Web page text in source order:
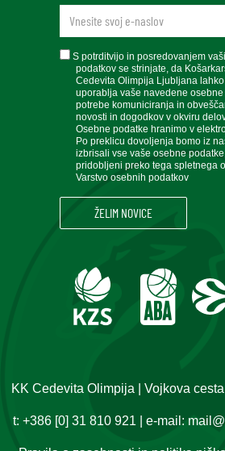
newsletteremail
soglasje
S potrditvijo in posredovanjem
podatkov se strinjate, da
Cedevita Olimpija Ljubljana
uporablja vaše navedene osebne
potrebe komuniciranja in
novosti in dogodkov v okviru
Osebne podatke hranimo v
Po preklicu dovoljenja bomo iz
izbrisali vse vaše osebne
pridobljeni preko tega spletnega
Varstvo osebnih podatkov
KK Cedevita Olimpija | Vojkova
t: +386 [0] 31 810 921 | e-mail: